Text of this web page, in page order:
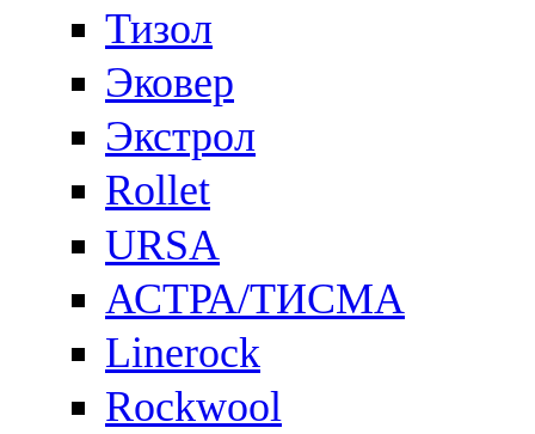
Тизол
Эковер
Экстрол
Rollet
URSA
АСТРА/ТИСМА
Linerock
Rockwool